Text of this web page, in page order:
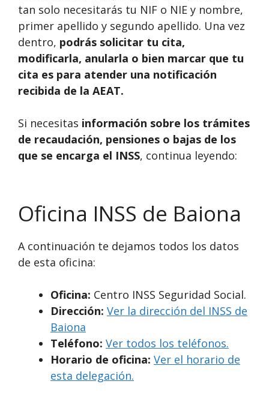
tan solo necesitarás tu NIF o NIE y nombre,
primer apellido y segundo apellido. Una vez
dentro, podrás solicitar tu cita,
modificarla, anularla o bien marcar que tu
cita es para atender una notificación
recibida de la AEAT.
Si necesitas información sobre los trámites
de recaudación, pensiones o bajas de los
que se encarga el INSS, continua leyendo:
Oficina INSS de Baiona
A continuación te dejamos todos los datos
de esta oficina:
Oficina: Centro INSS Seguridad Social.
Dirección: Ver la dirección del INSS de
Baiona
Teléfono: Ver todos los teléfonos.
Horario de oficina: Ver el horario de
esta delegación.